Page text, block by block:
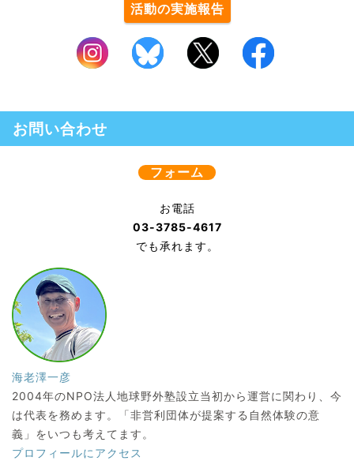
活動の実施報告
お問い合わせ
フォーム
お電話
03-3785-4617
でも承れます。
海老澤一彦
2004年のNPO法人地球野外塾設立当初から運営に関わり、今
は代表を務めます。「非営利団体が提案する自然体験の意
義」をいつも考えてます。
プロフィールにアクセス